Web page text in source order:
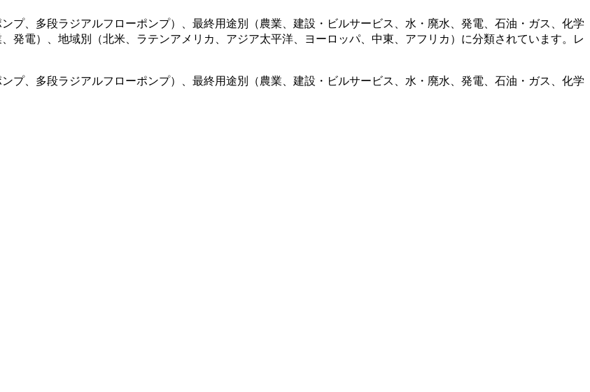
プ、多段ラジアルフローポンプ）、最終用途別（農業、建設・ビルサービス、水・廃水、発電、石油・ガス、化学
発電）、地域別（北米、ラテンアメリカ、アジア太平洋、ヨーロッパ、中東、アフリカ）に分類されています。レ
プ、多段ラジアルフローポンプ）、最終用途別（農業、建設・ビルサービス、水・廃水、発電、石油・ガス、化学